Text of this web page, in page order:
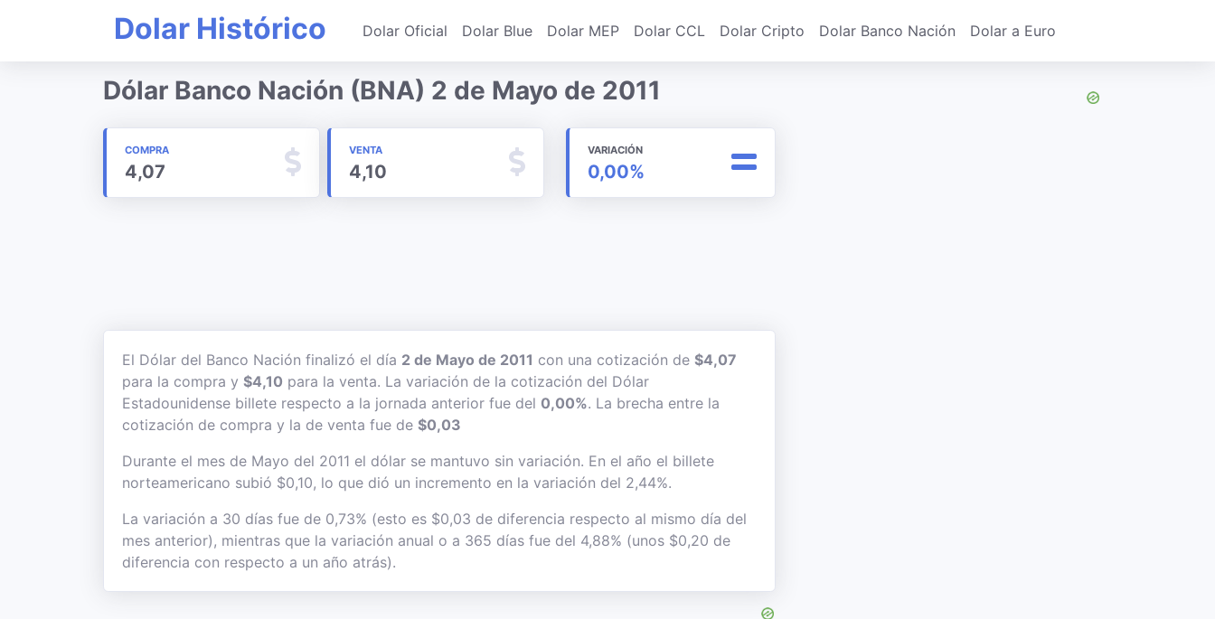
Dolar Histórico Dolar Oficial Dolar Blue Dolar MEP Dolar CCL Dolar Cripto Dolar Banco Nación Dolar a Euro
Dólar Banco Nación (BNA) 2 de Mayo de 2011
COMPRA
4,07
VENTA
4,10
VARIACIÓN
0,00%
El Dólar del Banco Nación finalizó el día 2 de Mayo de 2011 con una cotización de $4,07
para la compra y $4,10 para la venta. La variación de la cotización del Dólar
Estadounidense billete respecto a la jornada anterior fue del 0,00%. La brecha entre la
cotización de compra y la de venta fue de $0,03
Durante el mes de Mayo del 2011 el dólar se mantuvo sin variación. En el año el billete
norteamericano subió $0,10, lo que dió un incremento en la variación del 2,44%.
La variación a 30 días fue de 0,73% (esto es $0,03 de diferencia respecto al mismo día del
mes anterior), mientras que la variación anual o a 365 días fue del 4,88% (unos $0,20 de
diferencia con respecto a un año atrás).